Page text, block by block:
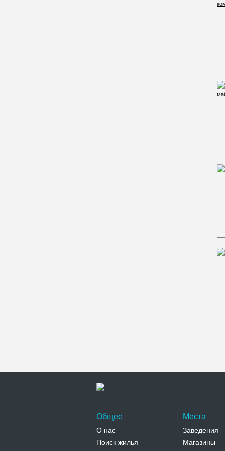
Общее
О нас
Поиск жилья
Места
Заведения
Магазины